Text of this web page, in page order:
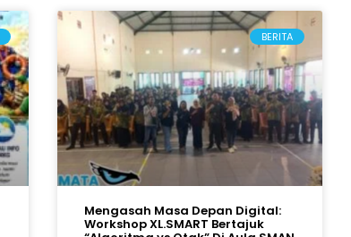
BERITA
Mengasah Masa Depan Digital:
Workshop XL.SMART Bertajuk